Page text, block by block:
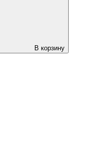
В корзину